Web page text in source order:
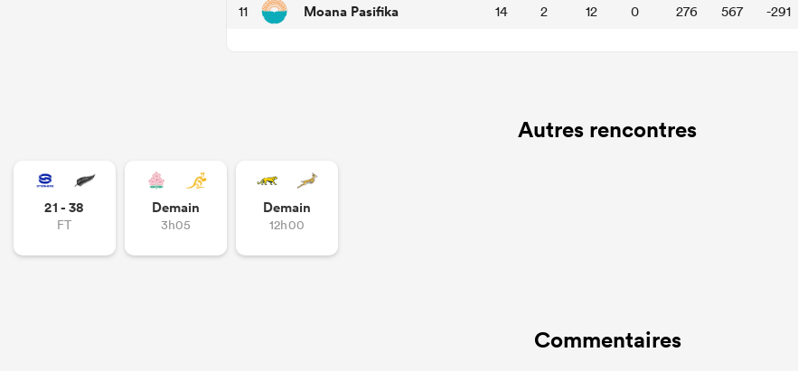
11 Moana Pasifika 14 2 12 0 276 567 -291
Autres rencontres
21 - 38
FT
Demain
3h05
Demain
12h00
Commentaires